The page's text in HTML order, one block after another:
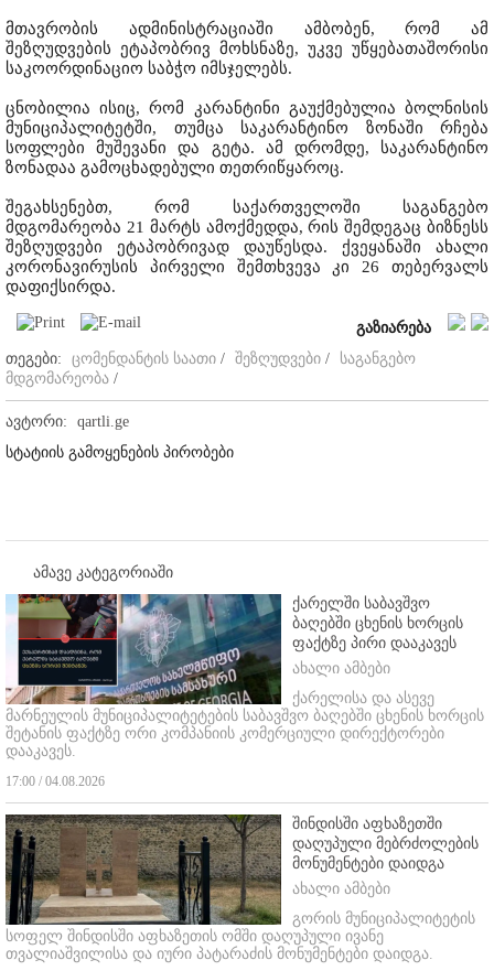
მთავრობის ადმინისტრაციაში ამბობენ, რომ ამ
შეზღუდვების ეტაპობრივ მოხსნაზე, უკვე უწყებათაშორისი
საკოორდინაციო საბჭო იმსჯელებს.
ცნობილია ისიც, რომ კარანტინი გაუქმებულია ბოლნისის
მუნიციპალიტეტში, თუმცა საკარანტინო ზონაში რჩება
სოფლები მუშევანი და გეტა. ამ დრომდე, საკარანტინო
ზონადაა გამოცხადებული თეთრიწყაროც.
შეგახსენებთ, რომ საქართველოში საგანგებო
მდგომარეობა 21 მარტს ამოქმედდა, რის შემდეგაც ბიზნესს
შეზღუდვები ეტაპობრივად დაუწესდა. ქვეყანაში ახალი
კორონავირუსის პირველი შემთხვევა კი 26 თებერვალს
დაფიქსირდა.
გაზიარება
თეგები:
ცომენდანტის საათი / შეზღუდვები /
საგანგებო
მდგომარეობა /
ავტორი:
qartli.ge
სტატიის გამოყენების პირობები
ამავე კატეგორიაში
ქარელში საბავშვო
ბაღებში ცხენის ხორცის
ფაქტზე პირი დააკავეს
ახალი ამბები
ქარელისა და ასევე
მარნეულის მუნიციპალიტეტების საბავშვო ბაღებში ცხენის ხორცის
შეტანის ფაქტზე ორი კომპანიის კომერციული დირექტორები
დააკავეს.
17:00 / 04.08.2026
შინდისში აფხაზეთში
დაღუპული მებრძოლების
მონუმენტები დაიდგა
ახალი ამბები
გორის მუნიციპალიტეტის
სოფელ შინდისში აფხაზეთის ომში დაღუპული ივანე
თვალიაშვილისა და იური პატარაძის მონუმენტები დაიდგა.